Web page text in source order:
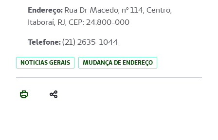
Endereço:Rua Dr Macedo, nº 114, Centro,
Itaboraí, RJ, CEP: 24.800-000
Telefone:(21) 2635-1044
NOTICIAS GERAIS MUDANÇA DE ENDEREÇO